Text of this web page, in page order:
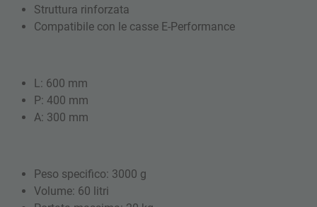
Struttura rinforzata
Compatibile con le casse E-Performance
L: 600 mm
P: 400 mm
A: 300 mm
Peso specifico: 3000 g
Volume: 60 litri